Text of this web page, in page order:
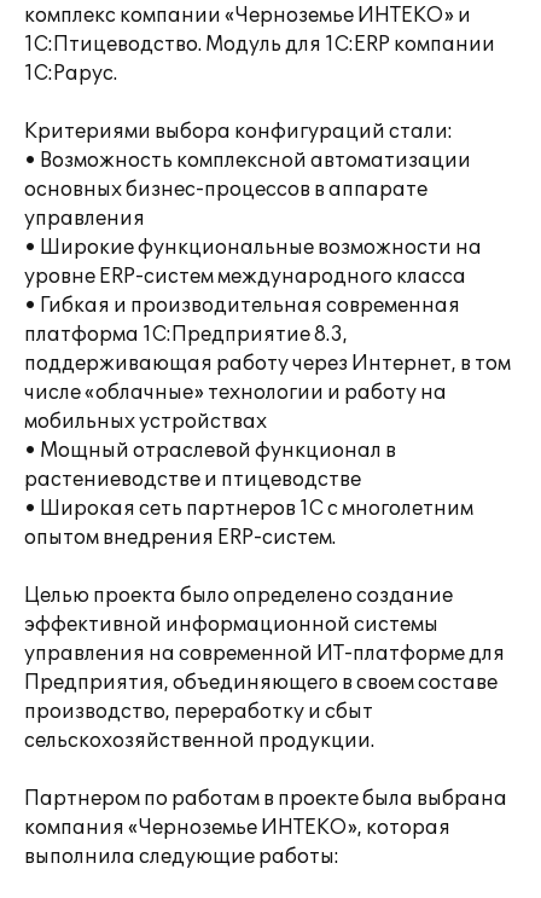
комплекс компании «Черноземье ИНТЕКО» и
1С:Птицеводство. Модуль для 1С:ERP компании
1С:Рарус.
Критериями выбора конфигураций стали:
• Возможность комплексной автоматизации
основных бизнес-процессов в аппарате
управления
• Широкие функциональные возможности на
уровне ERP-систем международного класса
• Гибкая и производительная современная
платформа 1С:Предприятие 8.3,
поддерживающая работу через Интернет, в том
числе «облачные» технологии и работу на
мобильных устройствах
• Мощный отраслевой функционал в
растениеводстве и птицеводстве
• Широкая сеть партнеров 1С с многолетним
опытом внедрения ERP-систем.
Целью проекта было определено создание
эффективной информационной системы
управления на современной ИТ-платформе для
Предприятия, объединяющего в своем составе
производство, переработку и сбыт
сельскохозяйственной продукции.
Партнером по работам в проекте была выбрана
компания «Черноземье ИНТЕКО», которая
выполнила следующие работы: